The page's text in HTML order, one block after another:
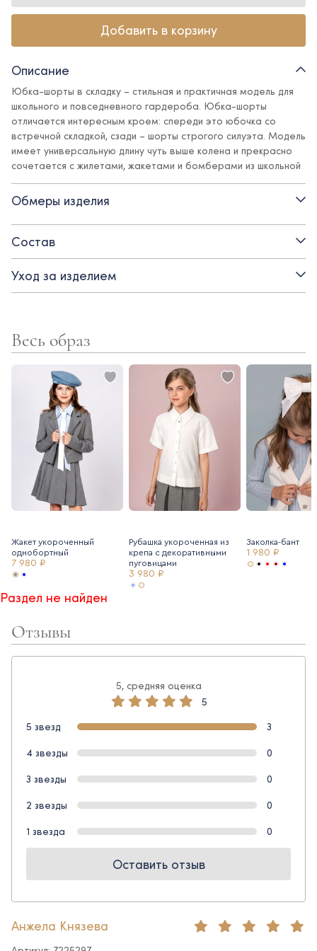
Добавить в корзину
Описание
Юбка-шорты в складку – стильная и практичная модель для
школьного и повседневного гардероба. Юбка-шорты
отличается интересным кроем: спереди это юбочка со
встречной складкой, сзади – шорты строгого силуэта. Модель
имеет универсальную длину чуть выше колена и прекрасно
сочетается с жилетами, жакетами и бомберами из школьной
и повседневной коллекций Ole!twice. Пояс с регулирующейся
резинкой обеспечивает идеальную посадку.
Детали:
- боковая молния
подбирается таким образом, чтобы все предметы
сочетались между собой.
Обмеры изделия
Состав
Уход за изделием
Весь образ
Жакет укороченный
однобортный
7 980 ₽
Рубашка укороченная из
крепа с декоративными
пуговицами
3 980 ₽
Заколка-бант
1 980 ₽
Раздел не найден
Отзывы
5, средняя оценка
5
5 звезд
3
4 звезды
0
3 звезды
0
2 звезды
0
1 звезда
0
Оставить отзыв
Анжела Князева